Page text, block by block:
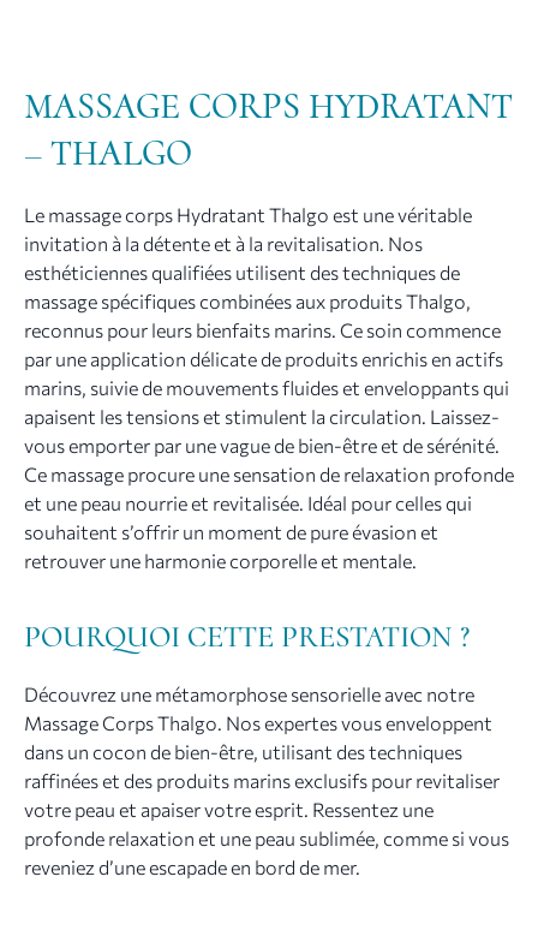
MASSAGE CORPS HYDRATANT
– THALGO
Le massage corps Hydratant Thalgo est une véritable
invitation à la détente et à la revitalisation. Nos
esthéticiennes qualifiées utilisent des techniques de
massage spécifiques combinées aux produits Thalgo,
reconnus pour leurs bienfaits marins. Ce soin commence
par une application délicate de produits enrichis en actifs
marins, suivie de mouvements fluides et enveloppants qui
apaisent les tensions et stimulent la circulation. Laissez-
vous emporter par une vague de bien-être et de sérénité.
Ce massage procure une sensation de relaxation profonde
et une peau nourrie et revitalisée. Idéal pour celles qui
souhaitent s’offrir un moment de pure évasion et
retrouver une harmonie corporelle et mentale.
POURQUOI CETTE PRESTATION ?
Découvrez une métamorphose sensorielle avec notre
Massage Corps Thalgo. Nos expertes vous enveloppent
dans un cocon de bien-être, utilisant des techniques
raffinées et des produits marins exclusifs pour revitaliser
votre peau et apaiser votre esprit. Ressentez une
profonde relaxation et une peau sublimée, comme si vous
reveniez d’une escapade en bord de mer.